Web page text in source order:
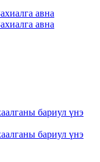
авна
авна
бариул үнэ
бариул үнэ